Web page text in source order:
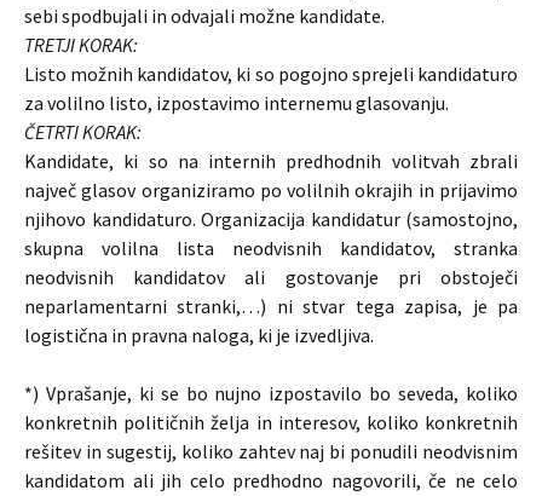
sebi spodbujali in odvajali možne kandidate.
TRETJI KORAK:
Listo možnih kandidatov, ki so pogojno sprejeli kandidaturo
za volilno listo, izpostavimo internemu glasovanju.
ČETRTI KORAK:
Kandidate, ki so na internih predhodnih volitvah zbrali
največ glasov organiziramo po volilnih okrajih in prijavimo
njihovo kandidaturo. Organizacija kandidatur (samostojno,
skupna volilna lista neodvisnih kandidatov, stranka
neodvisnih kandidatov ali gostovanje pri obstoječi
neparlamentarni stranki,…) ni stvar tega zapisa, je pa
logistična in pravna naloga, ki je izvedljiva.
*) Vprašanje, ki se bo nujno izpostavilo bo seveda, koliko
konkretnih političnih želja in interesov, koliko konkretnih
rešitev in sugestij, koliko zahtev naj bi ponudili neodvisnim
kandidatom ali jih celo predhodno nagovorili, če ne celo